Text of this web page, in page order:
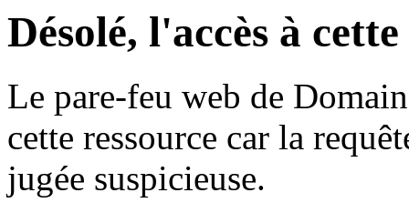
Désolé, l'accès à
Le pare-feu web de
cette ressource car la
jugée suspicieuse.